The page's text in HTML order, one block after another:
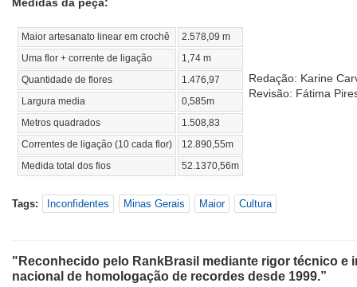
Maior artesanato linear em crochê
2.578,09 m
Uma flor + corrente de ligação
1,74 m
Quantidade de flores
1.476,97
Largura media
0,585m
Metros quadrados
1.508,83
Correntes de ligação (10 cada flor)
12.890,55m
Medida total dos fios
52.1370,56m
Redação: Karine
Revisão: Fátima
Tags: Inconfidentes Minas Gerais Maior Cultura
"Reconhecido pelo RankBrasil mediante rigor técnico e
nacional de homologação de recordes desde 1999.”